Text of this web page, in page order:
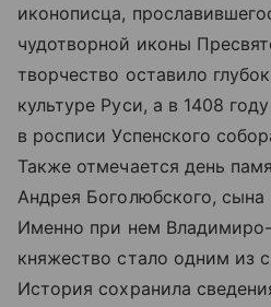
иконописца,
чудотворной иконы
творчество оставило
культуре Руси, а в 1408
в росписи Успенского
Также отмечается день
Андрея Боголюбского,
Именно при нем
княжество стало одним из
История сохранила